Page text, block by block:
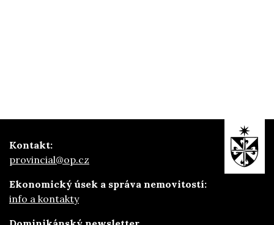
Kontakt:
provincial@op.cz
Ekonomický úsek a správa nemovitostí:
info a kontakty